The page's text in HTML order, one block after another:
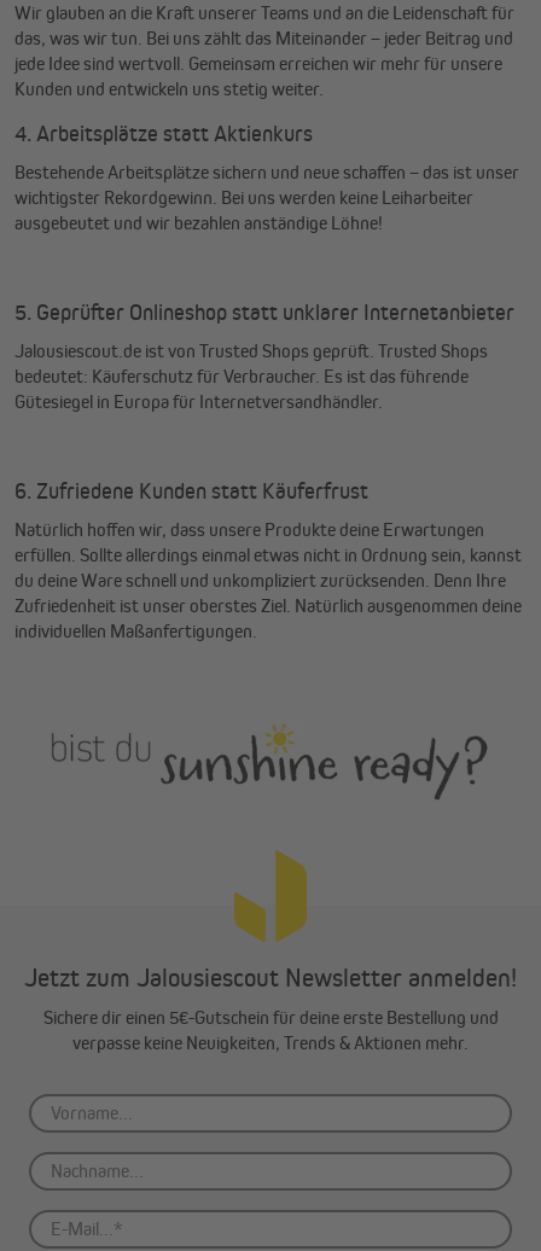
Wir glauben an die Kraft unserer Teams und an die Leidenschaft für
das, was wir tun. Bei uns zählt das Miteinander – jeder Beitrag und
jede Idee sind wertvoll. Gemeinsam erreichen wir mehr für unsere
Kunden und entwickeln uns stetig weiter.
4. Arbeitsplätze statt Aktienkurs
Bestehende Arbeitsplätze sichern und neue schaffen – das ist unser
wichtigster Rekordgewinn. Bei uns werden keine Leiharbeiter
ausgebeutet und wir bezahlen anständige Löhne!
5. Geprüfter Onlineshop statt unklarer Internetanbieter
Jalousiescout.de ist von Trusted Shops geprüft. Trusted Shops
bedeutet: Käuferschutz für Verbraucher. Es ist das führende
Gütesiegel in Europa für Internetversandhändler.
6. Zufriedene Kunden statt Käuferfrust
Natürlich hoffen wir, dass unsere Produkte deine Erwartungen
erfüllen. Sollte allerdings einmal etwas nicht in Ordnung sein, kannst
du deine Ware schnell und unkompliziert zurücksenden. Denn Ihre
Zufriedenheit ist unser oberstes Ziel. Natürlich ausgenommen deine
individuellen Maßanfertigungen.
Jetzt zum Jalousiescout Newsletter anmelden!
Sichere dir einen 5€-Gutschein für deine erste Bestellung und
verpasse keine Neuigkeiten, Trends & Aktionen mehr.